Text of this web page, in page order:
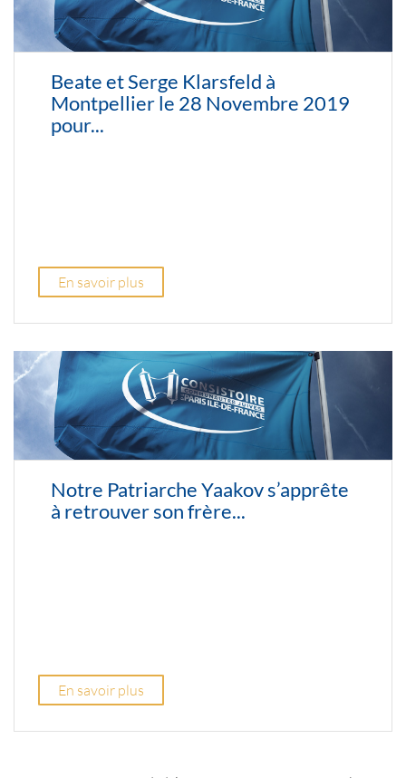
Beate et Serge Klarsfeld à
Montpellier le 28 Novembre 2019
pour...
En savoir plus
Notre Patriarche Yaakov s’apprête
à retrouver son frère...
En savoir plus